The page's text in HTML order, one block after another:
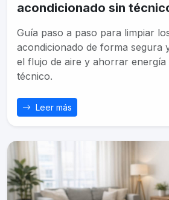
acondicionado sin
Guía paso a paso para limpiar
acondicionado de forma segura
el flujo de aire y ahorrar energía
técnico.
Leer más